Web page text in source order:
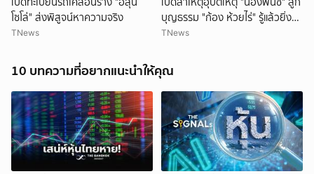
โซโล่" ส่งพิสูจน์หาความจริง
TNews
บุญธรรม "ก้อง ห้วยไร่" รู้แล้วยิ่ง
สลดใจ
TNews
10 บทความที่อยากแนะนำให้คุณ
ยกเลิก